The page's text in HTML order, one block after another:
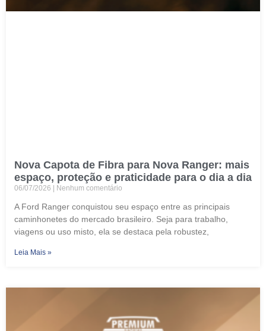
Nova Capota de Fibra para Nova Ranger: mais
espaço, proteção e praticidade para o dia a dia
06/07/2026 Nenhum comentário
A Ford Ranger conquistou seu espaço entre as principais
caminhonetes do mercado brasileiro. Seja para trabalho,
viagens ou uso misto, ela se destaca pela robustez,
Leia Mais »